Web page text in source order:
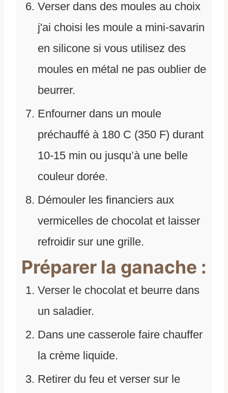
Verser dans des moules au choix
j'ai choisi les moule a mini-savarin
en silicone si vous utilisez des
moules en métal ne pas oublier de
beurrer.
Enfourner dans un moule
préchauffé à 180 C (350 F) durant
10-15 min ou jusqu’à une belle
couleur dorée.
Démouler les financiers aux
vermicelles de chocolat et laisser
refroidir sur une grille.
Préparer la ganache :
Verser le chocolat et beurre dans
un saladier.
Dans une casserole faire chauffer
la crème liquide.
Retirer du feu et verser sur le